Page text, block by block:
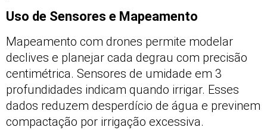
Uso de Sensores e Mapeamento
Mapeamento com drones permite modelar
declives e planejar cada degrau com precisão
centimétrica. Sensores de umidade em 3
profundidades indicam quando irrigar. Esses
dados reduzem desperdício de água e previnem
compactação por irrigação excessiva.